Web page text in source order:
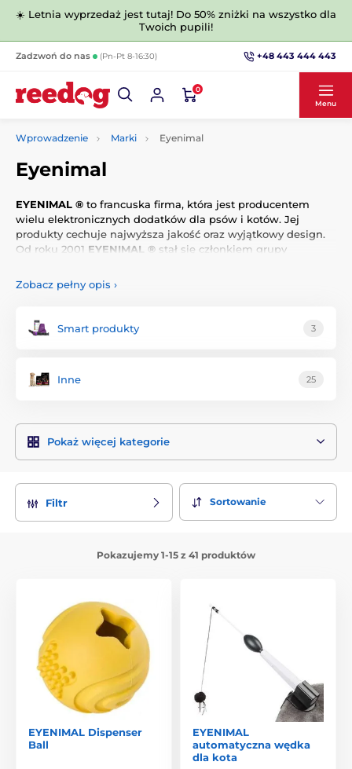
☀️ Letnia wyprzedaż jest tutaj! Do 50% zniżki na wszystko dla
Twoich pupili!
Zadzwoń do nas (Pn-Pt 8-16:30) +48 443 444 443
0
Menu
Wprowadzenie Marki Eyenimal
Eyenimal
EYENIMAL ® to francuska firma, która jest producentem
wielu elektronicznych dodatków dla psów i kotów. Jej
produkty cechuje najwyższa jakość oraz wyjątkowy design.
Od roku 2001 EYENIMAL ® stał się członkiem grupy
treningowych.
Zobacz pełny opis ›
Smart produkty 3
Inne 25
Pokaż więcej kategorie
Filtr Sortowanie
Pokazujemy 1-15 z 41 produktów
EYENIMAL Dispenser
Ball
EYENIMAL
automatyczna wędka
dla kota